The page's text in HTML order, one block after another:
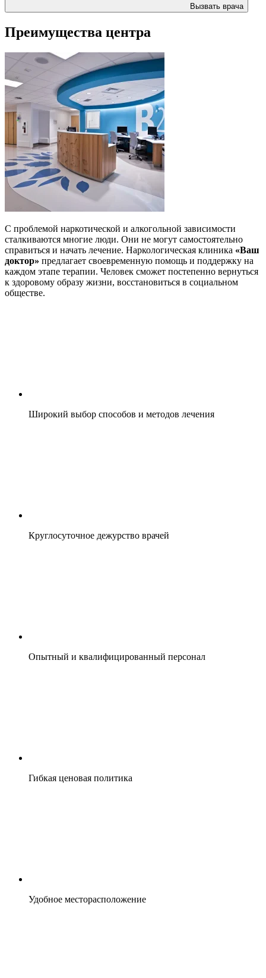
Вызвать врача
Преимущества центра
С проблемой наркотической и алкогольной зависимости
сталкиваются многие люди. Они не могут самостоятельно
справиться и начать лечение. Наркологическая клиника «Ваш
доктор» предлагает своевременную помощь и поддержку на
каждом этапе терапии. Человек сможет постепенно вернуться
к здоровому образу жизни, восстановиться в социальном
обществе.
Широкий выбор способов и методов лечения
Круглосуточное дежурство врачей
Опытный и квалифицированный персонал
Гибкая ценовая политика
Удобное месторасположение